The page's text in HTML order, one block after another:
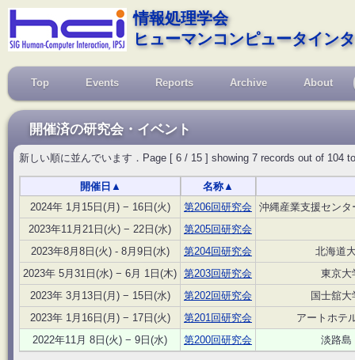
情報処理学会
ヒューマンコンピュータイン
Top Events Reports Archive About
開催済の研究会・イベント
新しい順に並んでいます．Page [ 6 / 15 ] showing 7 records out of 104
開催日 ▲ 名称 ▲
2024年 1月15日(月) − 16日(火)
第206回研究会
沖縄産業支援セン
2023年11月21日(火) − 22日(水)
第205回研究会
2023年8月8日(火) - 8月9日(水)
第204回研究会
北海道
2023年 5月31日(水) − 6月 1日(木) 第203回研究会
東京大
2023年 3月13日(月) − 15日(水)
第202回研究会
国士舘
2023年 1月16日(月) − 17日(火)
第201回研究会
アートホテ
2022年11月 8日(火) − 9日(水)
第200回研究会 淡路島